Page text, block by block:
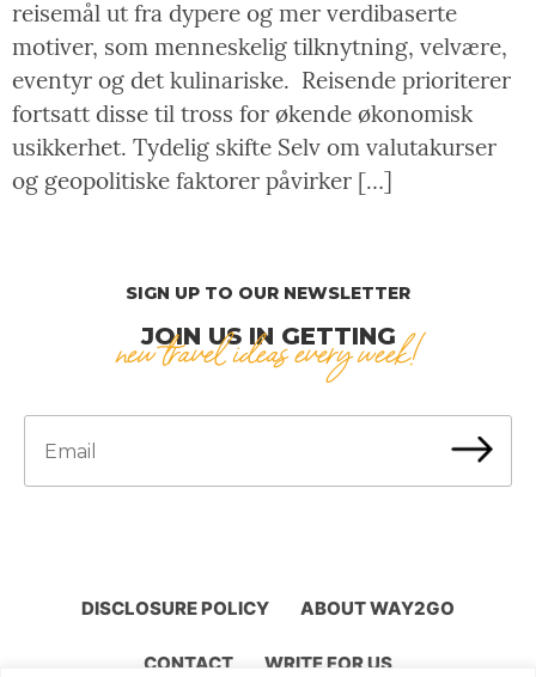
reisemål ut fra dypere og mer verdibaserte
motiver, som menneskelig tilknytning, velvære,
eventyr og det kulinariske. Reisende prioriterer
fortsatt disse til tross for økende økonomisk
usikkerhet. Tydelig skifte Selv om valutakurser
og geopolitiske faktorer påvirker […]
SIGN UP TO OUR NEWSLETTER
JOIN US IN GETTING
new travel ideas every week!
DISCLOSURE POLICY ABOUT WAY2GO
CONTACT WRITE FOR US